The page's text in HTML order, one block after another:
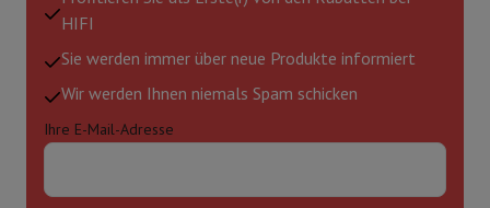
HIFI
Sie werden immer über neue Produkte informiert
Wir werden Ihnen niemals Spam schicken
Ihre E-Mail-Adresse